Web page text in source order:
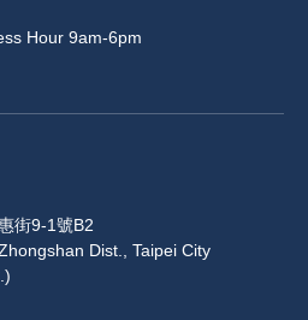
Hour 9am-6pm
街9-1號B2
Dist., Taipei City